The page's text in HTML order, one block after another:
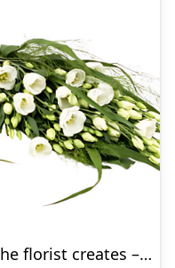
The florist creates – Funeral bouquet